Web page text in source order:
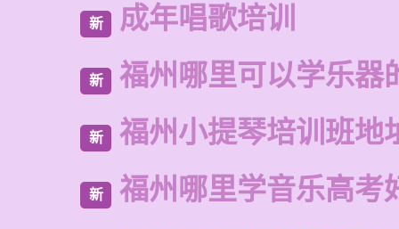
新 成年唱歌培训
新 福州哪里可以学乐器
新 福州小提琴培训班地
新 福州哪里学音乐高考